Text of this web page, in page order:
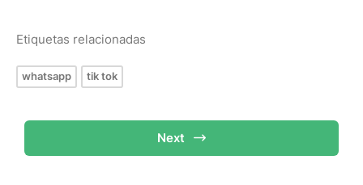
Etiquetas relacionadas
whatsapp tik tok
Next